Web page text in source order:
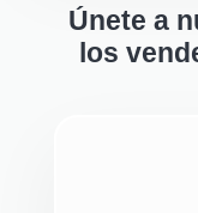
Únete a
los